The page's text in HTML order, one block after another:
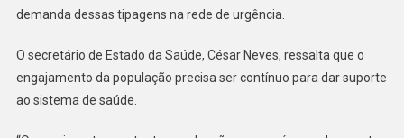
demanda dessas tipagens na rede de urgência.
O secretário de Estado da Saúde, César Neves, ressalta que o
engajamento da população precisa ser contínuo para dar suporte
ao sistema de saúde.